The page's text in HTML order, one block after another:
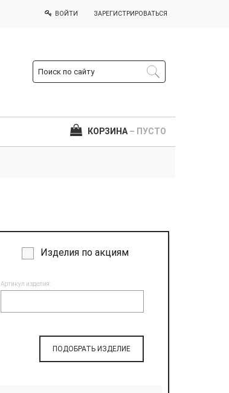
ВОЙТИ ЗАРЕГИСТРИРОВАТЬСЯ
КОРЗИНА – ПУСТО
Изделия по акциям
Артикул изделия:
ПОДОБРАТЬ ИЗДЕЛИЕ